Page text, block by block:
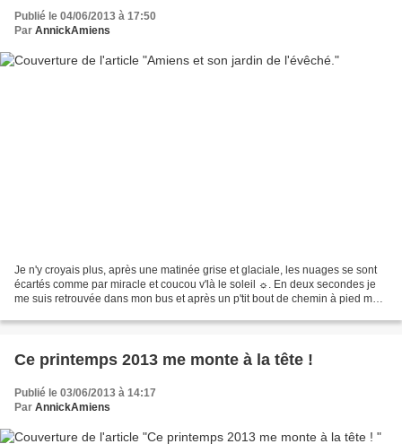
Publié le 04/06/2013 à 17:50
Par AnnickAmiens
Je n'y croyais plus, après une matinée grise et glaciale, les nuages se sont
écartés comme par miracle et coucou v'là le soleil ☼. En deux secondes je
me suis retrouvée dans mon bus et après un p'tit bout de chemin à pied me
Ce printemps 2013 me monte à la tête !
Publié le 03/06/2013 à 14:17
Par AnnickAmiens